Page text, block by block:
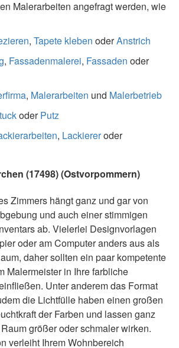
Malerarbeiten angefragt werden, wie
, Tapete kleben oderAnstrich
, Fassadenmalerei, Fassaden oder
, Malerarbeiten und Malerbetrieb
oderPutz
, Lackiereroder
(17498) (Ostvorpommern)
Zimmers hängt ganz und gar von
und auch einer stimmigen
ab. Vielerlei Designvorlagen
oder am Computer anders aus als
daher sollten ein paar kompetente
Malermeister in Ihre farbliche
Unter anderem das Format
die Lichtfülle haben einen großen
der Farben und lassen ganz
größer oder schmaler wirken.
verleiht Ihrem Wohnbereich